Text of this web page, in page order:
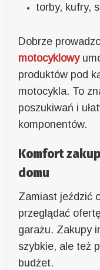
torby, kufry,
Dobrze
motocyklowy
produktów pod
motocykla. To
poszukiwań i
komponentów.
Komfort
domu
Zamiast jeździć
przeglądać
garażu. Zakupy
szybkie, ale też
budżet.